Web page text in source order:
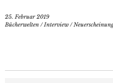
25. Februar 2019
Bücherwelten / Interview /